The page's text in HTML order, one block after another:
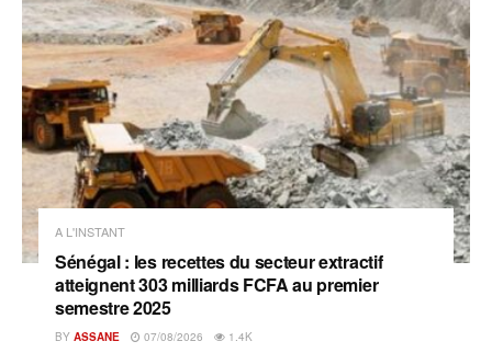
A L'INSTANT
Sénégal : les recettes du secteur extractif
atteignent 303 milliards FCFA au premier
semestre 2025
BY ASSANE 07/08/2026 1.4K